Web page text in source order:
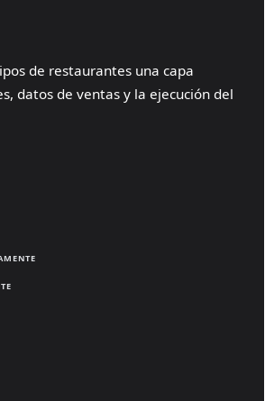
de restaurantes una capa
datos de ventas y la ejecución del